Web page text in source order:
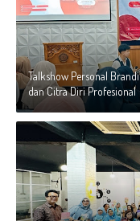
Talkshow Personal
dan Citra Diri Profesional